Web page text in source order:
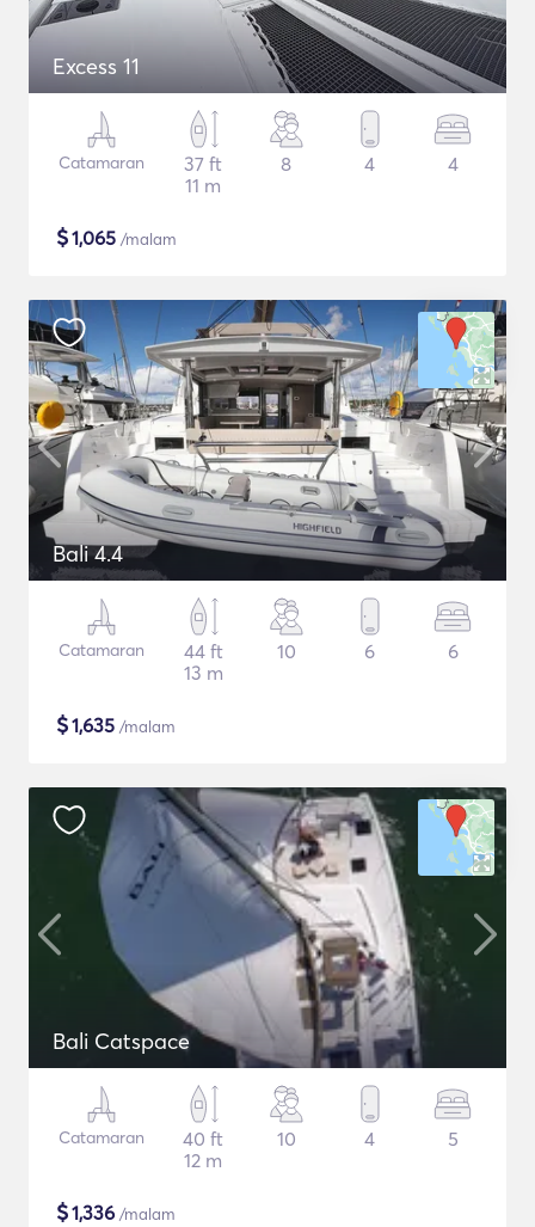
Excess 11
Catamaran
37 ft
11 m
8 4 4
$1,065 /malam
Bali 4.4
Catamaran
44 ft
13 m
10 6 6
$1,635 /malam
Bali Catspace
Catamaran
40 ft
12 m
10 4 5
$1,336 /malam